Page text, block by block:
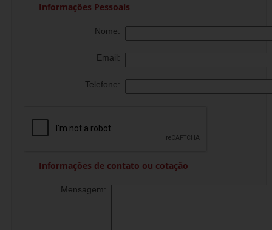
Informações Pessoais
Nome:
Email:
Telefone:
Informações de contato ou cotação
Mensagem: